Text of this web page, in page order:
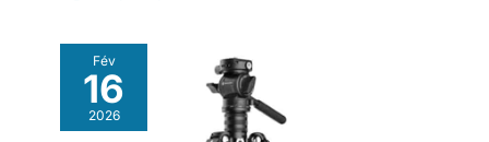
Fév
16
2026